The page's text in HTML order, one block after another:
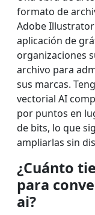
formato de
Adobe
aplicación de
organizaciones
archivo para
sus marcas.
vectorial AI
por puntos en
de bits, lo que
ampliarlas sin
¿Cuánto
para
ai?